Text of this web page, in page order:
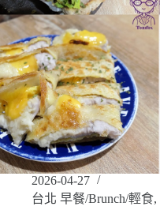
2026-04-27
台北 早餐/Brunch/輕食,